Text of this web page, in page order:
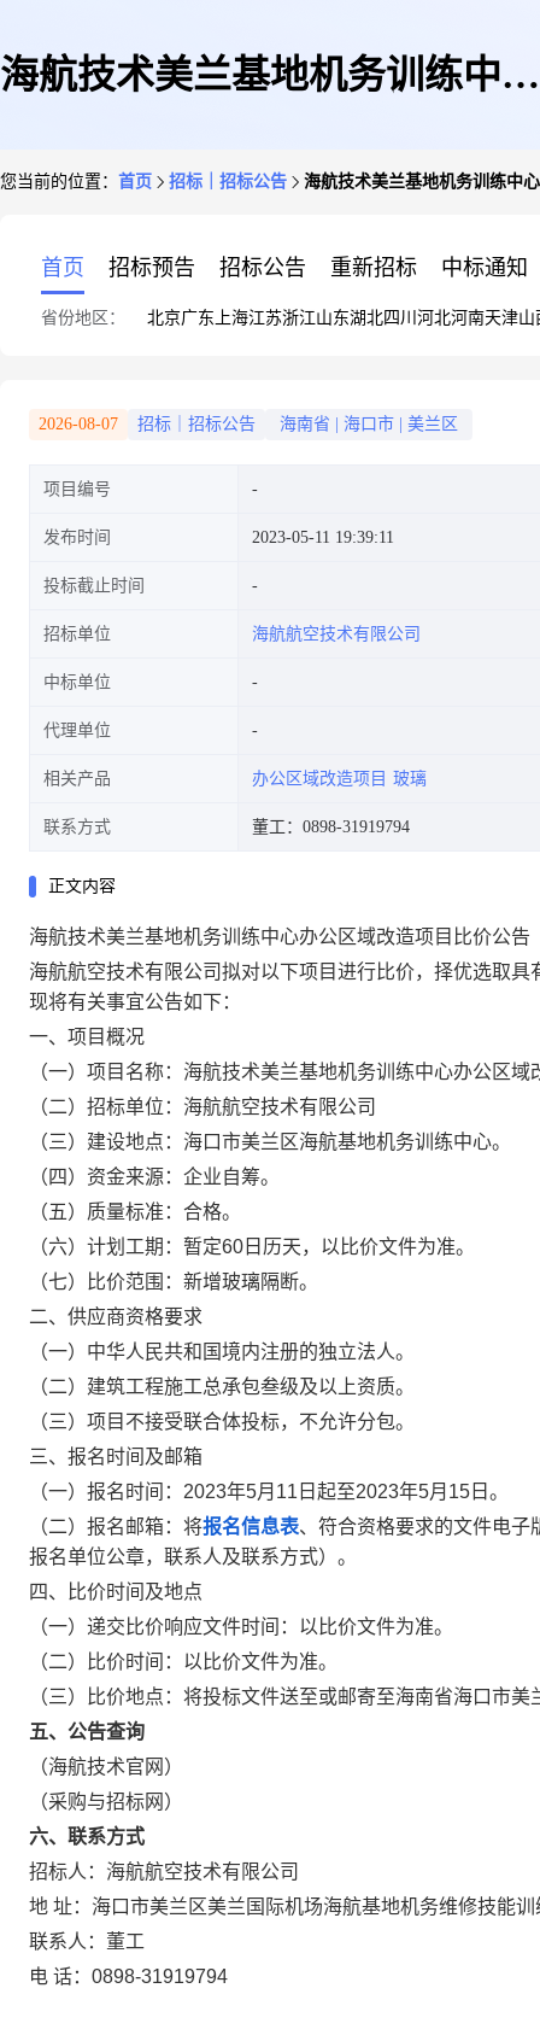
海航技术美兰基地机务训练中心
您当前的位置： 首页 招标｜招标公告 海航技术美兰基地机务训练中
首页 招标预告 招标公告 重新招标 中标通知
省份地区： 北京广东 上海江苏浙江山东湖北四川 河北河南天津山
2026-08-07 招标｜招标公告 海南省 海口市 美兰区
项目编号
发布时间 2023-05-11 19:39:11
投标截止时间
招标单位 海航航空技术有限公司
中标单位
代理单位
相关产品 办公区域改造项目 玻璃
联系方式 董工：0898-31919794
正文内容
海航技术美兰基地机务训练中心办公区域改造项目比价公告
海航航空技术有限公司拟对以下项目进行比价，择优选取
现将有关事宜公告如下：
一、项目概况
（一）项目名称：海航技术美兰基地机务训练中心办公区域
（二）招标单位：海航航空技术有限公司
（三）建设地点：海口市美兰区海航基地机务训练中心。
（四）资金来源：企业自筹。
（五）质量标准：合格。
（六）计划工期：暂定60日历天，以比价文件为准。
（七）比价范围：新增玻璃隔断。
二、供应商资格要求
（一）中华人民共和国境内注册的独立法人。
（二）建筑工程施工总承包叁级及以上资质。
（三）项目不接受联合体投标，不允许分包。
三、报名时间及邮箱
（一）报名时间：2023年5月11日起至2023年5月15日。
（二）报名邮箱：将报名信息表、符合资格要求的文件电子
报名单位公章，联系人及联系方式）。
四、比价时间及地点
（一）递交比价响应文件时间：以比价文件为准。
（二）比价时间：以比价文件为准。
（三）比价地点：将投标文件送至或邮寄至海南省海口市
五、公告查询
（海航技术官网）
（采购与招标网）
六、联系方式
招标人：海航航空技术有限公司
地 址：海口市美兰区美兰国际机场海航基地机务维修技能训
联系人：董工
电 话：0898-31919794